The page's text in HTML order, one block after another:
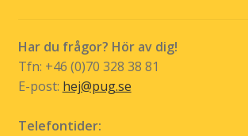
Har du frågor? Hör av dig!
Tfn: +46 (0)70 328 38 81
E-post: hej@pug.se
Telefontider: